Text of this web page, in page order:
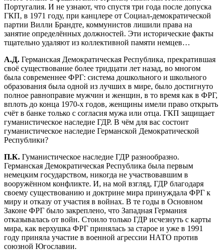
Португалия. И не узнают, что спустя три года после допуска
ГКП, в 1971 году, при канцлере от Социал-демократической
партии Вилли Брандте, коммунистов лишили права на
занятие определённых должностей. Эти исторические факты
тщательно удаляют из коллективной памяти немцев…
А.Д. Германская Демократическая Республика, прекратившая
своё существование более тридцати лет назад, во многом
была современнее ФРГ: система дошкольного и школьного
образования была одной из лучших в мире, было достигнуто
полное равноправие мужчин и женщин, в то время как в ФРГ,
вплоть до конца 1970-х годов, женщины имели право открыть
счёт в банке только с согласия мужа или отца. ГКП защищает
гуманистическое наследие ГДР. В чём для вас состоит
гуманистическое наследие Германской Демократической
Республики?
П.К. Гуманистическое наследие ГДР разнообразно.
Германская Демократическая Республика была первым
немецким государством, никогда не участвовавшим в
вооружённом конфликте. И, на мой взгляд, ГДР благодаря
своему существованию и доктрине мира принуждала ФРГ к
миру и отказу от участия в войнах. В те годы в Основном
Законе ФРГ было закреплено, что Западная Германия
отказывалась от войн. Стоило только ГДР исчезнуть с карты
мира, как верхушка ФРГ принялась за старое и уже в 1991
году приняла участие в военной агрессии НАТО против
союзной Югославии.